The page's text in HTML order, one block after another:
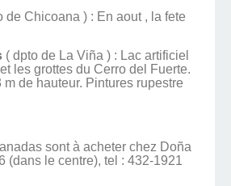
de Chicoana ) : En aout , la fete
( dpto de La Viña ) : Lac artificiel
les grottes du Cerro del Fuerte.
m de hauteur. Pintures rupestre
sont à acheter chez Doña
(dans le centre), tel : 432-1921